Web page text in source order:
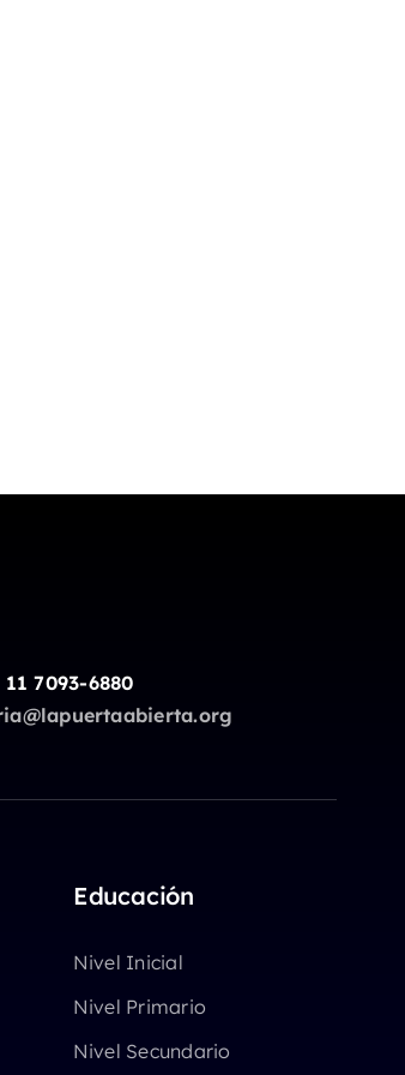
11 7093-6880
Educación
Nivel Inicial
Nivel Primario
Nivel Secundario